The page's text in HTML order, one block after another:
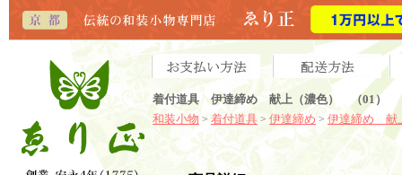
着付道具 伊達締め 献上（濃色） （01）
和装小物 > 着付道具 > 伊達締め> 伊達締め 献